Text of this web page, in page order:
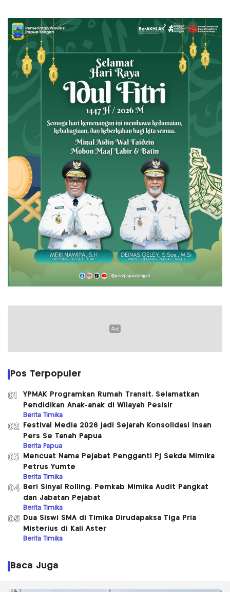
Pos Terpopuler
01
YPMAK Programkan Rumah Transit, Selamatkan
Pendidikan Anak-anak di Wilayah Pesisir
Berita Timika
02
Festival Media 2026 jadi Sejarah Konsolidasi Insan
Pers Se Tanah Papua
Berita Papua
03
Mencuat Nama Pejabat Pengganti Pj Sekda Mimika
Petrus Yumte
Berita Timika
04
Beri Sinyal Rolling, Pemkab Mimika Audit Pangkat
dan Jabatan Pejabat
Berita Timika
05
Dua Siswi SMA di Timika Dirudapaksa Tiga Pria
Misterius di Kali Aster
Berita Timika
Baca Juga